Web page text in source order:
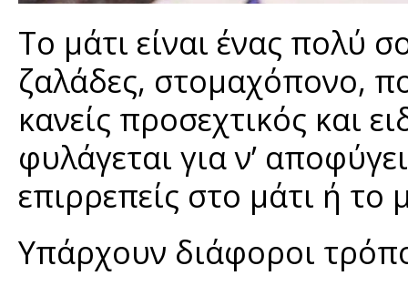
Το μάτι είναι ένας πολύ
ζαλάδες, στομαχόπονο,
κανείς προσεχτικός και
φυλάγεται για ν’
επιρρεπείς στο μάτι ή
Υπάρχουν διάφοροι